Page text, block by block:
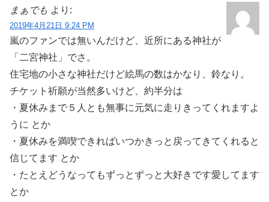
まぁでも より:
2019年4月21日 9:24 PM
嵐のファンでは無いんだけど、近所にある神社が
「二宮神社」でさ。
住宅地の小さな神社だけど絵馬の数はかなり、鈴なり。
チケット祈願が当然多いけど、約半分は
・夏休みまで５人とも無事に元気に走りきってくれますよ
うに とか
・夏休みを満喫できればいつかきっと戻ってきてくれると
信じてます とか
・たとえどうなってもずっとずっと大好きです愛してます
とか